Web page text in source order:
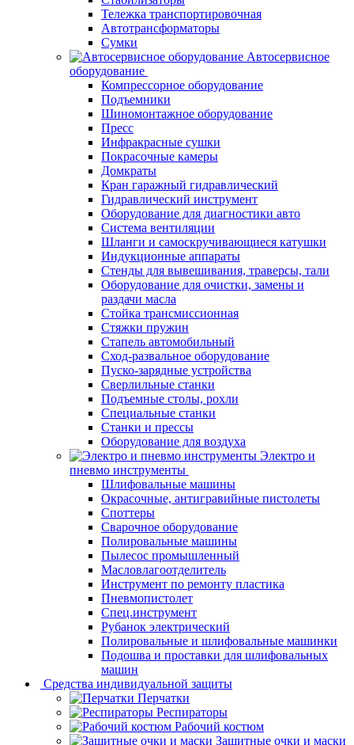
Тележка транспортировочная
Автотрансформаторы
Сумки
Автосервисное
оборудование
Компрессорное оборудование
Подъемники
Шиномонтажное оборудование
Пресс
Инфракрасные сушки
Покрасочные камеры
Домкраты
Кран гаражный гидравлический
Гидравлический инструмент
Оборудование для диагностики авто
Система вентиляции
Шланги и самоскручивающиеся катушки
Индукционные аппараты
Стенды для вывешивания, траверсы, тали
Оборудование для очистки, замены и
раздачи масла
Стойка трансмиссионная
Стяжки пружин
Стапель автомобильный
Сход-развальное оборудование
Пуско-зарядные устройства
Сверлильные станки
Подъемные столы, рохли
Специальные станки
Станки и прессы
Оборудование для воздуха
Электро и
пневмо инструменты
Шлифовальные машины
Окрасочные, антигравийные пистолеты
Споттеры
Сварочное оборудование
Полировальные машины
Пылесос промышленный
Масловлагоотделитель
Инструмент по ремонту пластика
Пневмопистолет
Спец.инструмент
Рубанок электрический
Полировальные и шлифовальные машинки
Подошва и проставки для шлифовальных
машин
Средства индивидуальной защиты
Перчатки
Респираторы
Рабочий костюм
Защитные очки и маски